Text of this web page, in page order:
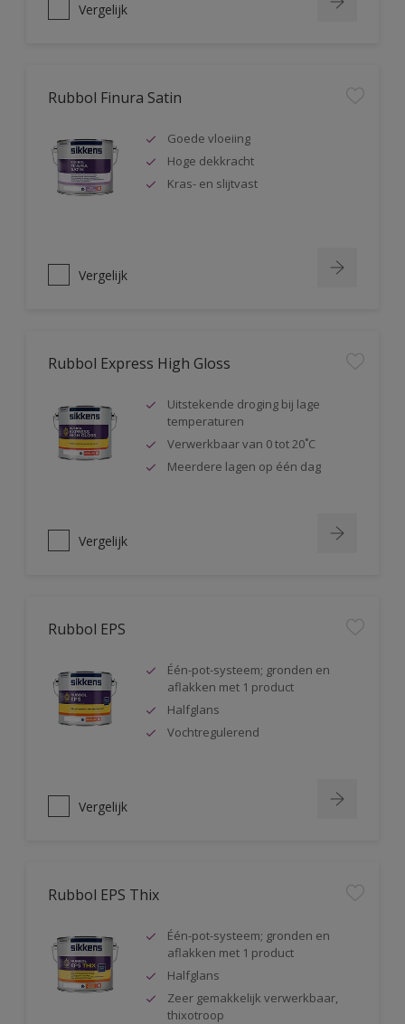
Vergelijk
Rubbol Finura Satin
Goede vloeiing
Hoge dekkracht
Kras- en slijtvast
Vergelijk
Rubbol Express High Gloss
Uitstekende droging bij lage
temperaturen
Verwerkbaar van 0 tot 20˚C
Meerdere lagen op één dag
Vergelijk
Rubbol EPS
Één-pot-systeem; gronden en
aflakken met 1 product
Halfglans
Vochtregulerend
Vergelijk
Rubbol EPS Thix
Één-pot-systeem; gronden en
aflakken met 1 product
Halfglans
Zeer gemakkelijk verwerkbaar,
thixotroop